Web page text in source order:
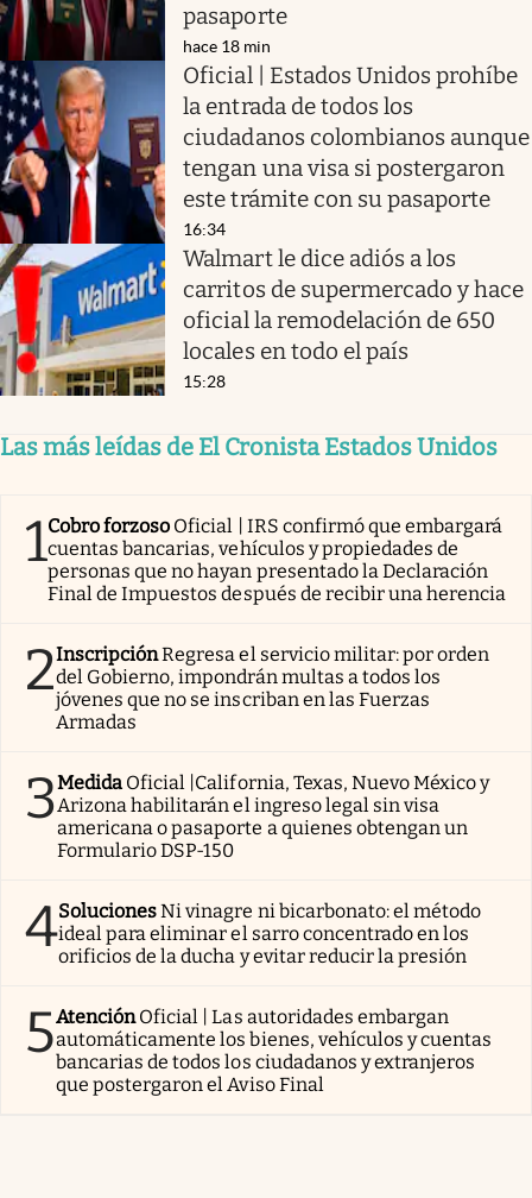
pasaporte
hace 18 min
Oficial | Estados Unidos prohíbe
la entrada de todos los
ciudadanos colombianos aunque
tengan una visa si postergaron
este trámite con su pasaporte
16:34
Walmart le dice adiós a los
carritos de supermercado y hace
oficial la remodelación de 650
locales en todo el país
15:28
Las más leídas de El Cronista Estados Unidos
1Cobro forzoso Oficial | IRS confirmó que embargará
cuentas bancarias, vehículos y propiedades de
personas que no hayan presentado la Declaración
Final de Impuestos después de recibir una herencia
2InscripciónRegresa el servicio militar: por orden
del Gobierno, impondrán multas a todos los
jóvenes que no se inscriban en las Fuerzas
Armadas
3Medida Oficial |California, Texas, Nuevo México y
Arizona habilitarán el ingreso legal sin visa
americana o pasaporte a quienes obtengan un
Formulario DSP-150
4SolucionesNi vinagre ni bicarbonato: el método
ideal para eliminar el sarro concentrado en los
orificios de la ducha y evitar reducir la presión
5AtenciónOficial | Las autoridades embargan
automáticamente los bienes, vehículos y cuentas
bancarias de todos los ciudadanos y extranjeros
que postergaron el Aviso Final